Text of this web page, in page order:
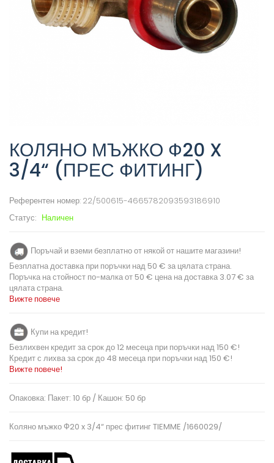
КОЛЯНО МЪЖКО Ф20 X
3/4“ (ПРЕС ФИТИНГ)
Референтен номер: 22/500615-4665782093593186910
Статус: Наличен
Поръчай и вземи безплатно от някой от нашите магазини!
Безплатна доставка при поръчки над 50 € за цялата страна.
Поръчка на стойност по-малка от 50 € цена на доставка 3.07 € за
цялата страна.
Вижте повече
Купи на кредит!
Безлихвен кредит за срок до 12 месеца при поръчки над 150 €!
Кредит с лихва за срок до 48 месеца при поръчки над 150 €!
Вижте повече!
Опаковка: Пакет: 10 бр / Кашон: 50 бр
Коляно мъжко Ф20 x 3/4“ прес фитинг TIEMME /1660029/